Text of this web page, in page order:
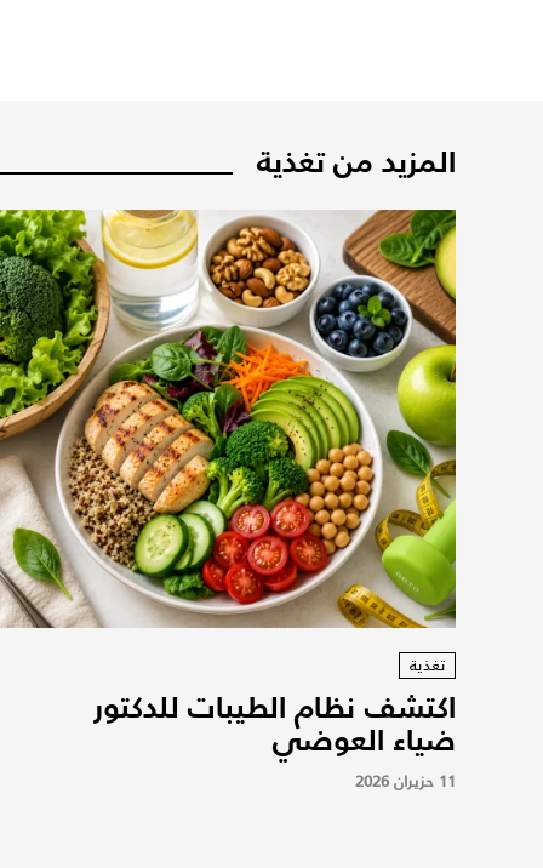
المزيد من تغذية
تغذية
اكتشف نظام الطيبات للدكتور
ضياء العوضي
11 حزيران 2026